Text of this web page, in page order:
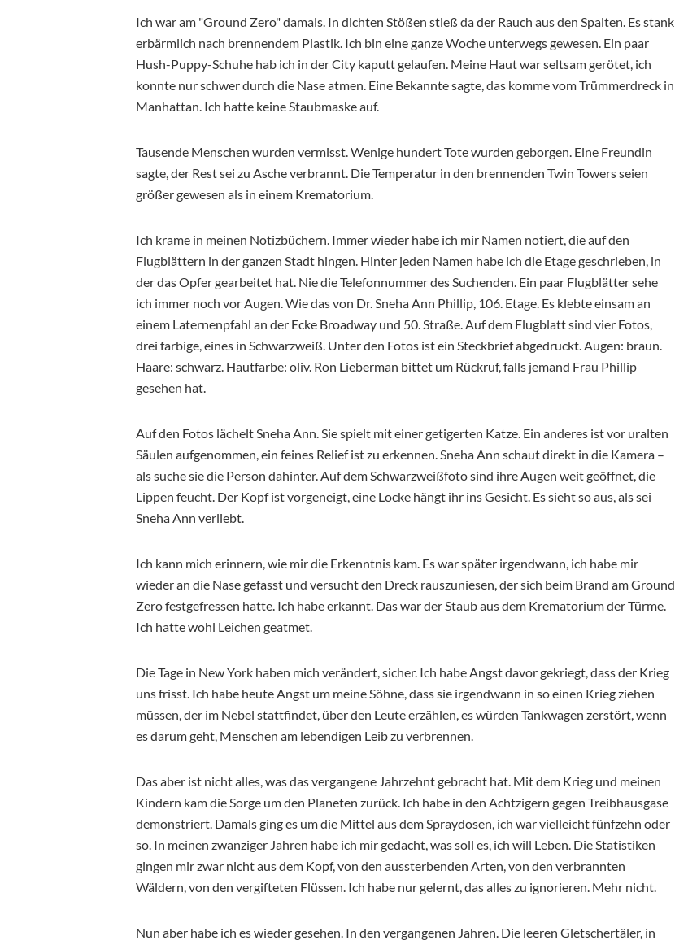
Ich war am "Ground Zero" damals. In dichten Stößen stieß da der Rauch aus den Spalten. Es stank
erbärmlich nach brennendem Plastik. Ich bin eine ganze Woche unterwegs gewesen. Ein paar
Hush-Puppy-Schuhe hab ich in der City kaputt gelaufen. Meine Haut war seltsam gerötet, ich
konnte nur schwer durch die Nase atmen. Eine Bekannte sagte, das komme vom Trümmerdreck in
Manhattan. Ich hatte keine Staubmaske auf.
Tausende Menschen wurden vermisst. Wenige hundert Tote wurden geborgen. Eine Freundin
sagte, der Rest sei zu Asche verbrannt. Die Temperatur in den brennenden Twin Towers seien
größer gewesen als in einem Krematorium.
Ich krame in meinen Notizbüchern. Immer wieder habe ich mir Namen notiert, die auf den
Flugblättern in der ganzen Stadt hingen. Hinter jeden Namen habe ich die Etage geschrieben, in
der das Opfer gearbeitet hat. Nie die Telefonnummer des Suchenden. Ein paar Flugblätter sehe
ich immer noch vor Augen. Wie das von Dr. Sneha Ann Phillip, 106. Etage. Es klebte einsam an
einem Laternenpfahl an der Ecke Broadway und 50. Straße. Auf dem Flugblatt sind vier Fotos,
drei farbige, eines in Schwarzweiß. Unter den Fotos ist ein Steckbrief abgedruckt. Augen: braun.
Haare: schwarz. Hautfarbe: oliv. Ron Lieberman bittet um Rückruf, falls jemand Frau Phillip
gesehen hat.
Auf den Fotos lächelt Sneha Ann. Sie spielt mit einer getigerten Katze. Ein anderes ist vor uralten
Säulen aufgenommen, ein feines Relief ist zu erkennen. Sneha Ann schaut direkt in die Kamera –
als suche sie die Person dahinter. Auf dem Schwarzweißfoto sind ihre Augen weit geöffnet, die
Lippen feucht. Der Kopf ist vorgeneigt, eine Locke hängt ihr ins Gesicht. Es sieht so aus, als sei
Sneha Ann verliebt.
Ich kann mich erinnern, wie mir die Erkenntnis kam. Es war später irgendwann, ich habe mir
wieder an die Nase gefasst und versucht den Dreck rauszuniesen, der sich beim Brand am Ground
Zero festgefressen hatte. Ich habe erkannt. Das war der Staub aus dem Krematorium der Türme.
Ich hatte wohl Leichen geatmet.
Die Tage in New York haben mich verändert, sicher. Ich habe Angst davor gekriegt, dass der Krieg
uns frisst. Ich habe heute Angst um meine Söhne, dass sie irgendwann in so einen Krieg ziehen
müssen, der im Nebel stattfindet, über den Leute erzählen, es würden Tankwagen zerstört, wenn
es darum geht, Menschen am lebendigen Leib zu verbrennen.
Das aber ist nicht alles, was das vergangene Jahrzehnt gebracht hat. Mit dem Krieg und meinen
Kindern kam die Sorge um den Planeten zurück. Ich habe in den Achtzigern gegen Treibhausgase
demonstriert. Damals ging es um die Mittel aus dem Spraydosen, ich war vielleicht fünfzehn oder
so. In meinen zwanziger Jahren habe ich mir gedacht, was soll es, ich will Leben. Die Statistiken
gingen mir zwar nicht aus dem Kopf, von den aussterbenden Arten, von den verbrannten
Wäldern, von den vergifteten Flüssen. Ich habe nur gelernt, das alles zu ignorieren. Mehr nicht.
Nun aber habe ich es wieder gesehen. In den vergangenen Jahren. Die leeren Gletschertäler, in